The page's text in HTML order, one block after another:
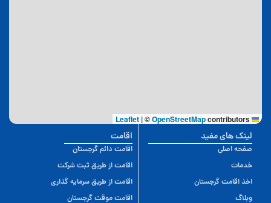
Leaflet
|©OpenStreetMapcontributors
اقامت
اقامت دائم گرجستان
اقامت از طریق ثبت شرکت
اقامت از طریق سرمایه گذاری
اقامت موقت گرجستان
لینک های مفید
صفحه اصلی
خدمات
اخذ اقامت گرجستان
وبلاگ